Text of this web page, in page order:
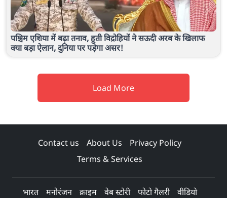
पश्चिम एशिया में बढ़ा तनाव, हूती विद्रोहियों ने सऊदी अरब के खिलाफ
क्या बड़ा ऐलान, दुनिया पर पड़ेगा असर!
Load More
Contact us About Us
Privacy Policy
Terms & Services
भारत मनोरंजन क्राइम वेब स्टोरी फोटो गैलरी वीडियो